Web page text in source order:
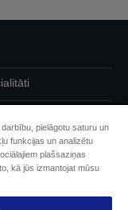
datiem
pielāgotu saturu un
funkcijas un analizētu
plašsaziņas
kā jūs izmantojat mūsu